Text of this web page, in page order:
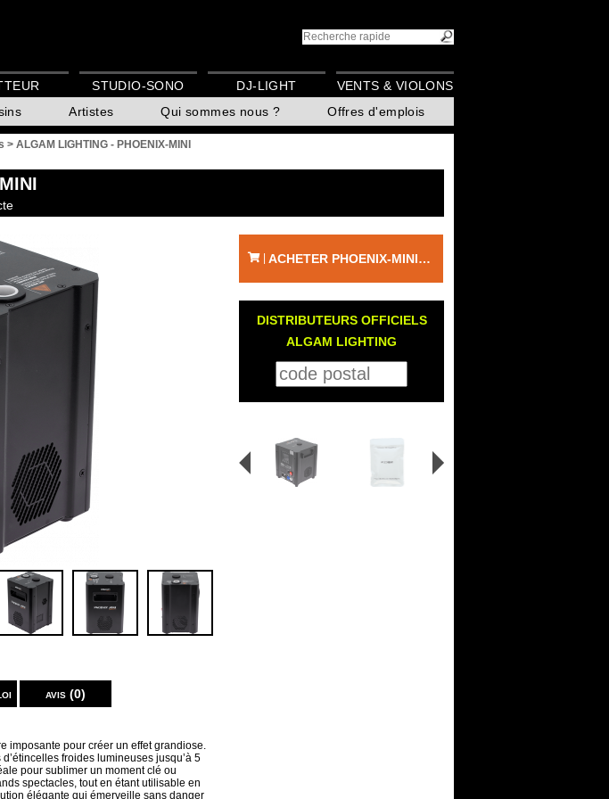
Artistes Qui sommes nous ? Offres d'emplois
STUDIO-SONO DJ-LIGHT VENTS & VIOLONS
> ALGAM LIGHTING - PHOENIX-MINI
imposante pour créer un effet grandiose.
froides lumineuses jusqu’à 5
pour sublimer un moment clé ou
spectacles, tout en étant utilisable en
élégante qui émerveille sans danger
avis (0)
ACHETER PHOENIX-MINI - ALGAM LIGHTING
DISTRIBUTEURS OFFICIELS
ALGAM LIGHTING